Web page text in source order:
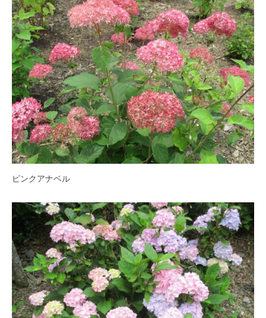
ピンクアナベル